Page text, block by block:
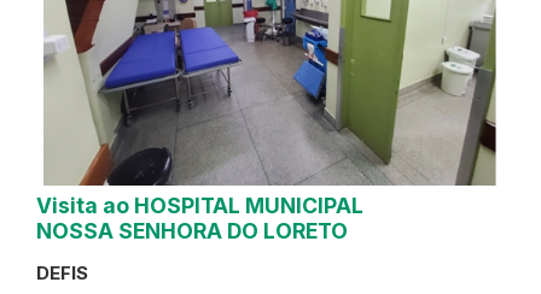
Visita ao HOSPITAL MUNICIPAL
NOSSA SENHORA DO LORETO
DEFIS